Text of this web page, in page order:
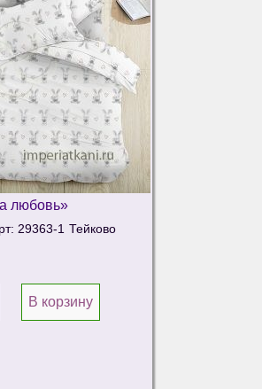
любовь»
29363-1 Тейково
В корзину